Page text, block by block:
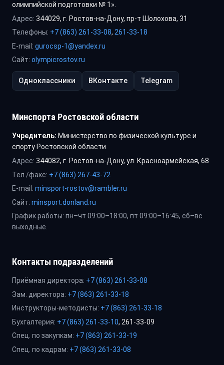
олимпийской подготовки № 1».
Адрес: 344029, г. Ростов-на-Дону, пр-т Шолохова, 31
Телефоны: +7 (863) 261-33-08, 261-33-18
E-mail: gurocsp-1@yandex.ru
Сайт: olympicrostov.ru
Одноклассники ВКонтакте Telegram
Минспорта Ростовской области
Учредитель: Министерство по физической культуре и
спорту Ростовской области
Адрес: 344082, г. Ростов-на-Дону, ул. Красноармейская, 68
Тел./факс: +7 (863) 267-43-72
E-mail: minsport-rostov@rambler.ru
Сайт: minsport.donland.ru
График работы: пн–чт 09:00–18:00, пт 09:00–16:45, сб–вс
выходные.
Контакты подразделений
Приёмная директора: +7 (863) 261-33-08
Зам. директора: +7 (863) 261-33-18
Инструкторы-методисты: +7 (863) 261-33-18
Бухгалтерия: +7 (863) 261-33-10, 261-33-09
Спец. по закупкам: +7 (863) 261-33-19
Спец. по кадрам: +7 (863) 261-33-08